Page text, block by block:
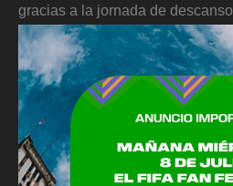
gracias a la jornada de descanso.